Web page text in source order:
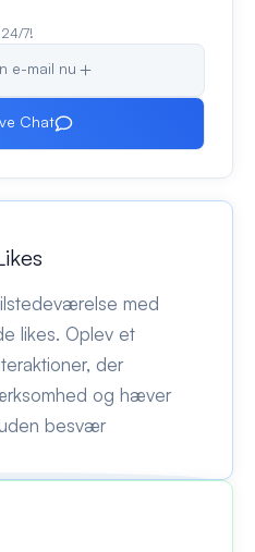
24/7!
e-mail nu
Chat
med
likes. Oplev et
der
og hæver
besvær